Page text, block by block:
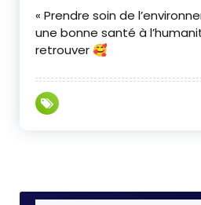
« Prendre soin de
une bonne santé à
retrouver 🥰